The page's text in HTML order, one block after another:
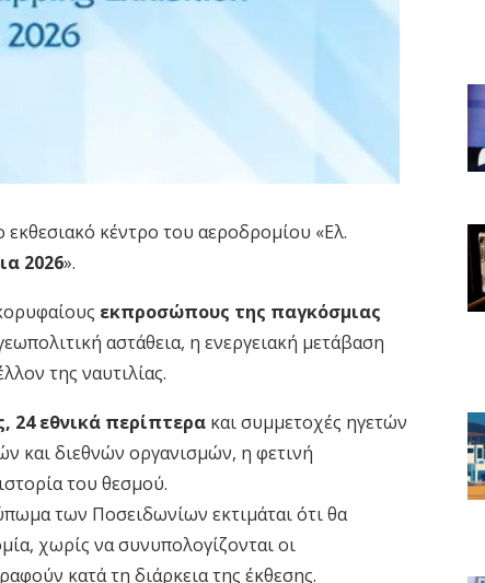
εκθεσιακό κέντρο του αεροδρομίου «Ελ.
2026».
εκπροσώπους της παγκόσμιας
αστάθεια, η ενεργειακή μετάβαση
της ναυτιλίας.
24 εθνικά περίπτερα και συμμετοχές ηγετών
και διεθνών οργανισμών, η φετινή
του θεσμού.
των Ποσειδωνίων εκτιμάται ότι θα
χωρίς να συνυπολογίζονται οι
κατά τη διάρκεια της έκθεσης.